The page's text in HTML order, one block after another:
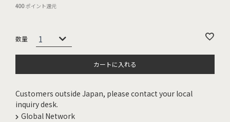
400ポイント還元
カートに入れる
Customers outside Japan, please contact your local
inquiry desk.
Global Network